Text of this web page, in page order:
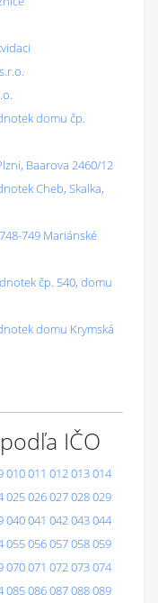
domu čp.
Baarova 2460/12
Cheb, Skalka,
749 Mariánské
čp. 540, domu
domu Krymská
IČO
010011 012013014
025026027028029
040041 042043044
055056057058059
070071 072073074
085086087088089